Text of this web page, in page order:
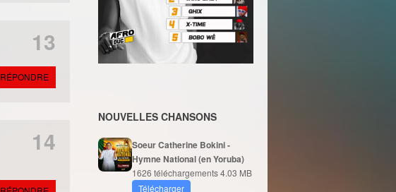
RÉPONDRE
13
14
NOUVELLES CHANSONS
Soeur Catherine Bokini -
Hymne National (en Yoruba)
1626 téléchargements4.03 MB
Télécharger